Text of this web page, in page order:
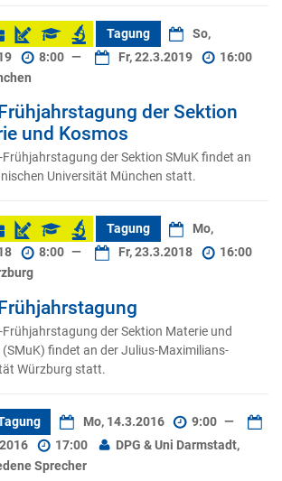
Tagung
So,
8:00 — Fr, 22.3.2019
16:00
der Sektion
und Kosmos
Frühjahrstagung der Sektion SMuK findet an
Universität München statt.
Tagung
Mo,
8:00 — Fr, 23.3.2018
16:00
Frühjahrstagung der Sektion Materie und
(SMuK) findet an der Julius-Maximilians-
Würzburg statt.
Mo, 14.3.2016 9:00 —
17:00
DPG & Uni Darmstadt,
Sprecher